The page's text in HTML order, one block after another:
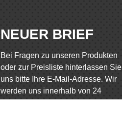
NEUER BRIEF
Bei Fragen zu unseren Produkten
oder zur Preisliste hinterlassen Sie
uns bitte Ihre E-Mail-Adresse. Wir
werden uns innerhalb von 24